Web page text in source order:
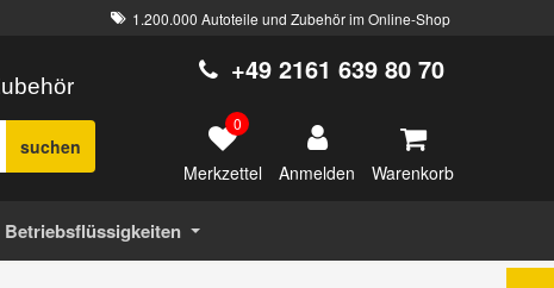
1.200.000 Autoteile und Zubehör im Online-Shop
suchen
+49 2161 639 80 70
0
Merkzettel Anmelden Warenkorb
Betriebsflüssigkeiten